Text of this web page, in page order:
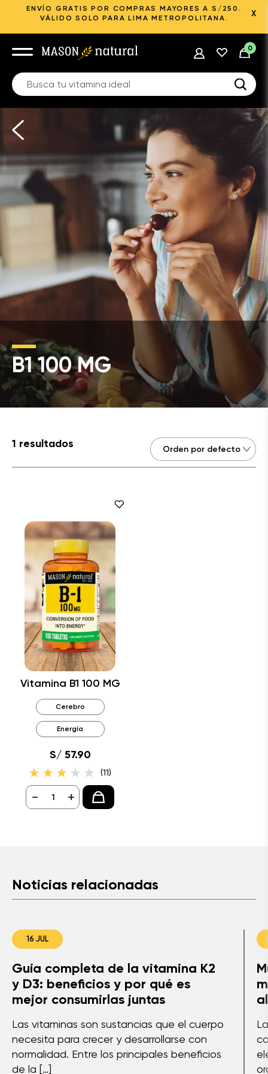
ENVÍO GRATIS POR COMPRAS MAYORES A S/250.
VÁLIDO SOLO PARA LIMA METROPOLITANA.
X
0
B1 100 MG
1 resultados
Vitamina B1 100 MG
Cerebro
Energía
S/ 57.90
(11)
- +
Noticias relacionadas
Guía completa de la vitamina K2
y D3: beneficios y por qué es
mejor consumirlas juntas
Las vitaminas son sustancias que el cuerpo
necesita para crecer y desarrollarse con
normalidad. Entre los principales beneficios
de la […]
16 JUL